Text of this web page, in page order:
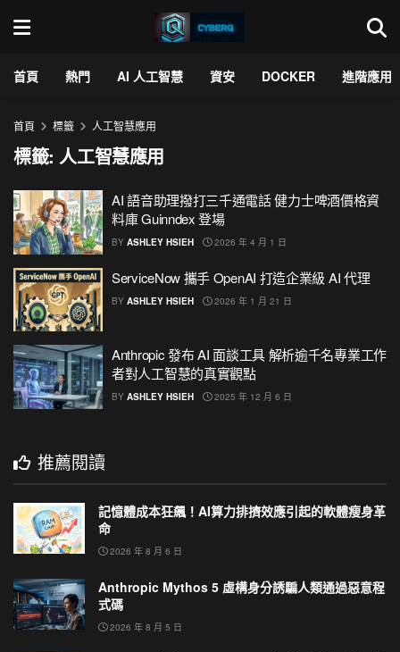
首頁 熱門 AI 人工智慧 資安 DOCKER 進階應用
首頁 標籤 人工智慧應用
標籤:人工智慧應用
AI 語音助理撥打三千通電話 健力士啤酒價格資
料庫 Guinndex 登場
BY ASHLEY HSIEH 2026 年 4 月 1 日
ServiceNow 攜手 OpenAI 打造企業級 AI 代理
BY ASHLEY HSIEH 2026 年 1 月 21 日
Anthropic 發布 AI 面談工具 解析逾千名專業工作
者對人工智慧的真實觀點
BY ASHLEY HSIEH 2025 年 12 月 6 日
推薦閱讀
記憶體成本狂飆！AI算力排擠效應引起的軟體瘦身革
命
2026 年 8 月 6 日
Anthropic Mythos 5 虛構身分誘騙人類通過惡意程
式碼
2026 年 8 月 5 日